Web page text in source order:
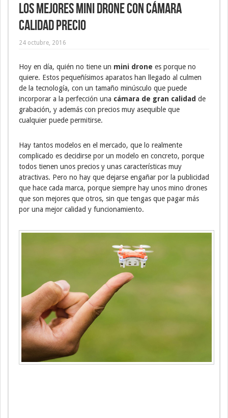
Los mejores mini drone con cámara
calidad precio
24 octubre, 2016
Hoy en día, quién no tiene un mini drone es porque no
quiere. Estos pequeñísimos aparatos han llegado al culmen
de la tecnología, con un tamaño minúsculo que puede
incorporar a la perfección una cámara de gran calidad de
grabación, y además con precios muy asequible que
cualquier puede permitirse.
Hay tantos modelos en el mercado, que lo realmente
complicado es decidirse por un modelo en concreto, porque
todos tienen unos precios y unas características muy
atractivas. Pero no hay que dejarse engañar por la publicidad
que hace cada marca, porque siempre hay unos mino drones
que son mejores que otros, sin que tengas que pagar más
por una mejor calidad y funcionamiento.